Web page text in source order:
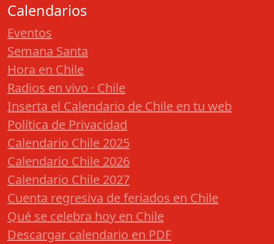
Calendarios
Eventos
Semana Santa
Hora en Chile
Radios en vivo · Chile
Inserta el Calendario de Chile en tu web
Política de Privacidad
Calendario Chile 2025
Calendario Chile 2026
Calendario Chile 2027
Cuenta regresiva de feriados en Chile
Qué se celebra hoy en Chile
Descargar calendario en PDF